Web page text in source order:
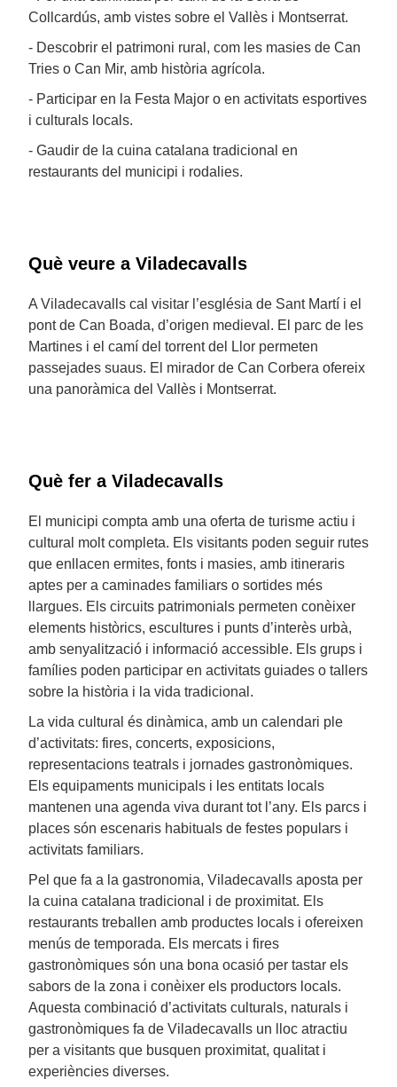
Collcardús, amb vistes sobre el Vallès i Montserrat.
- Descobrir el patrimoni rural, com les masies de Can
Tries o Can Mir, amb història agrícola.
- Participar en la Festa Major o en activitats esportives
i culturals locals.
- Gaudir de la cuina catalana tradicional en
restaurants del municipi i rodalies.
Què veure a Viladecavalls
A Viladecavalls cal visitar l’església de Sant Martí i el
pont de Can Boada, d’origen medieval. El parc de les
Martines i el camí del torrent del Llor permeten
passejades suaus. El mirador de Can Corbera ofereix
una panoràmica del Vallès i Montserrat.
Què fer a Viladecavalls
El municipi compta amb una oferta de turisme actiu i
cultural molt completa. Els visitants poden seguir rutes
que enllacen ermites, fonts i masies, amb itineraris
aptes per a caminades familiars o sortides més
llargues. Els circuits patrimonials permeten conèixer
elements històrics, escultures i punts d’interès urbà,
amb senyalització i informació accessible. Els grups i
famílies poden participar en activitats guiades o tallers
sobre la història i la vida tradicional.
La vida cultural és dinàmica, amb un calendari ple
d’activitats: fires, concerts, exposicions,
representacions teatrals i jornades gastronòmiques.
Els equipaments municipals i les entitats locals
mantenen una agenda viva durant tot l’any. Els parcs i
places són escenaris habituals de festes populars i
activitats familiars.
Pel que fa a la gastronomia, Viladecavalls aposta per
la cuina catalana tradicional i de proximitat. Els
restaurants treballen amb productes locals i ofereixen
menús de temporada. Els mercats i fires
gastronòmiques són una bona ocasió per tastar els
sabors de la zona i conèixer els productors locals.
Aquesta combinació d’activitats culturals, naturals i
gastronòmiques fa de Viladecavalls un lloc atractiu
per a visitants que busquen proximitat, qualitat i
experiències diverses.